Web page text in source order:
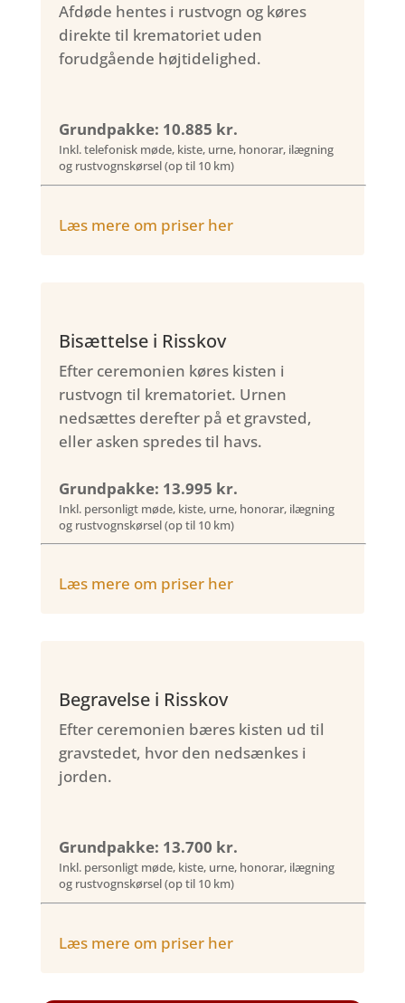
Afdøde hentes i rustvogn og køres
direkte til krematoriet uden
forudgående højtidelighed.
Grundpakke: 10.885 kr.
Inkl. telefonisk møde, kiste, urne, honorar, ilægning
og rustvognskørsel (op til 10 km)
Læs mere om priser her
Bisættelse i Risskov
Efter ceremonien køres kisten i
rustvogn til krematoriet. Urnen
nedsættes derefter på et gravsted,
eller asken spredes til havs.
Grundpakke: 13.995 kr.
Inkl. personligt møde, kiste, urne, honorar, ilægning
og rustvognskørsel (op til 10 km)
Læs mere om priser her
Begravelse i Risskov
Efter ceremonien bæres kisten ud til
gravstedet, hvor den nedsænkes i
jorden.
Grundpakke: 13.700 kr.
Inkl. personligt møde, kiste, urne, honorar, ilægning
og rustvognskørsel (op til 10 km)
Læs mere om priser her